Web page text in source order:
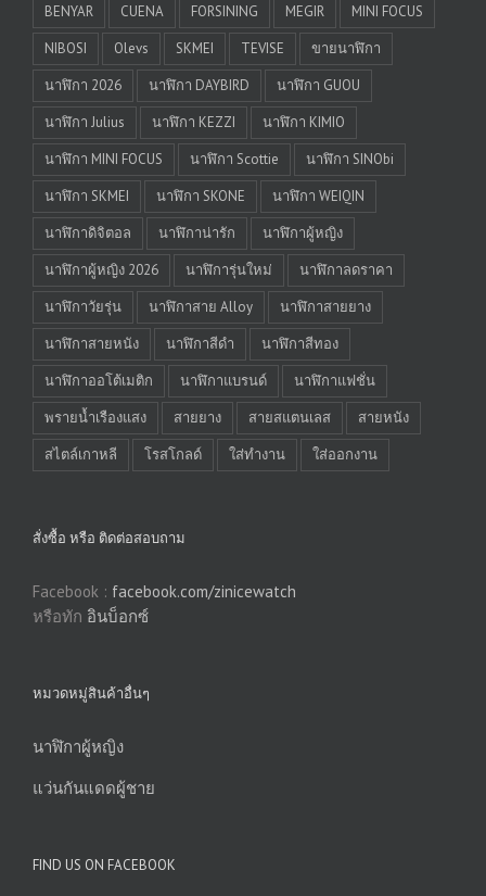
BENYAR CUENA FORSINING MEGIR
MINI FOCUS
NIBOSI
Olevs SKMEI TEVISE
ขายนาฬิกา
นาฬิกา 2026
นาฬิกา DAYBIRD
นาฬิกา GUOU
นาฬิกา Julius
นาฬิกา KEZZI
นาฬิกา KIMIO
นาฬิกา MINI FOCUS
นาฬิกา Scottie
นาฬิกา SINObi
นาฬิกา SKMEI
นาฬิกา SKONE
นาฬิกา WEIQIN
นาฬิกาดิจิตอล
นาฬิกาน่ารัก
นาฬิกาผู้หญิง
นาฬิกาผู้หญิง 2026
นาฬิการุ่นใหม่
นาฬิกาลดราคา
นาฬิกาวัยรุ่น
นาฬิกาสาย Alloy
นาฬิกาสายยาง
นาฬิกาสายหนัง
นาฬิกาสีดำ
นาฬิกาสีทอง
นาฬิกาออโต้เมติก
นาฬิกาแบรนด์
นาฬิกาแฟชั่น
พรายน้ำเรืองแสง
สายยาง สายสแตนเลส
สายหนัง
สไตล์เกาหลี
โรสโกลด์ ใส่ทำงาน ใส่ออกงาน
สั่งซื้อ หรือ ติดต่อสอบถาม
Facebook : facebook.com/zinicewatch
หรือทัก อินบ็อกซ์
หมวดหมู่สินค้าอื่นๆ
นาฬิกาผู้หญิง
แว่นกันแดดผู้ชาย
FIND US ON FACEBOOK